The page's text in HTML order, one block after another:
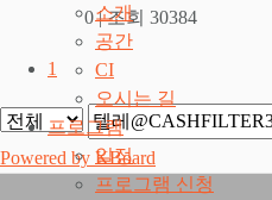
소개
공간
CI
오시는 길
프로그램
일정
프로그램 신청
0 | 조회 30384
1
Powered by KBoard